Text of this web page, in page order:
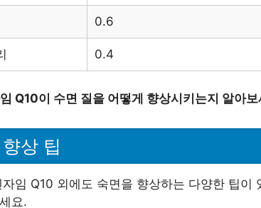
0.6
0.4
Q10이 수면 질을 어떻게 향상시키는지 알아보
상 팁
자임 Q10 외에도 숙면을 향상하는 다양한 팁이
요.